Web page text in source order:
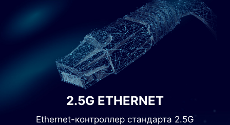
2.5G ETHERNET
Ethernet-контроллер стандарта 2.5G